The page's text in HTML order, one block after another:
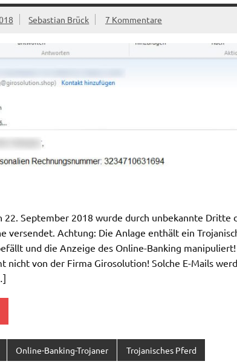
Sebastian Brück 7 Kommentare
22. September 2018 wurde durch unbekannte Dritte
versendet. Achtung: Die Anlage enthält ein
und die Anzeige des Online-Banking
nicht von der Firma Girosolution! Solche E-Mails
Online-Banking-Trojaner Trojanisches Pferd